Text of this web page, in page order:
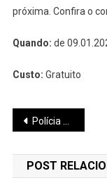
próxima. Confira o
Quando: de
Custo: Gratuito
Navegação
de
Post
Polícia Civil prende paciente por dano a hospital em Pará de Minas
POST